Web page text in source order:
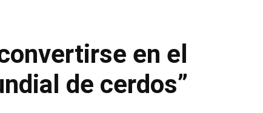
en el
de cerdos”